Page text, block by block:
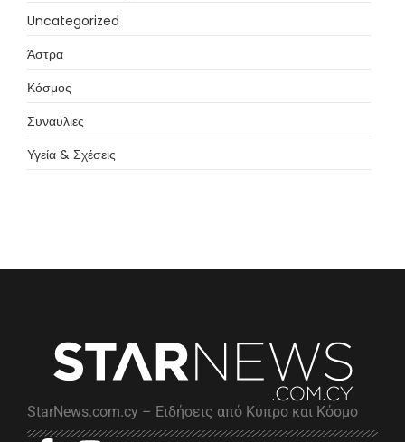
Uncategorized
Άστρα
Κόσμος
Συναυλιες
Υγεία & Σχέσεις
StarNews.com.cy – Ειδήσεις από Κύπρο και Κόσμο